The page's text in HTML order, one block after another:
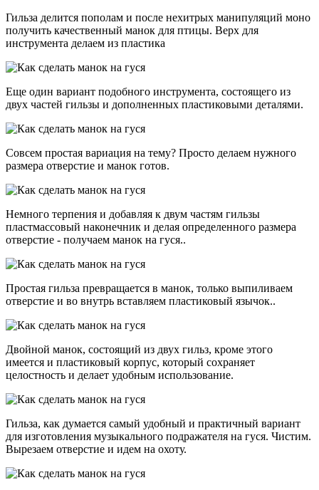
Гильза делится пополам и после нехитрых манипуляций моно
получить качественный манок для птицы. Верх для
инструмента делаем из пластика
Еще один вариант подобного инструмента, состоящего из
двух частей гильзы и дополненных пластиковыми деталями.
Совсем простая вариация на тему? Просто делаем нужного
размера отверстие и манок готов.
Немного терпения и добавляя к двум частям гильзы
пластмассовый наконечник и делая определенного размера
отверстие - получаем манок на гуся..
Простая гильза превращается в манок, только выпиливаем
отверстие и во внутрь вставляем пластиковый язычок..
Двойной манок, состоящий из двух гильз, кроме этого
имеется и пластиковый корпус, который сохраняет
целостность и делает удобным использование.
Гильза, как думается самый удобный и практичный вариант
для изготовления музыкального подражателя на гуся. Чистим.
Вырезаем отверстие и идем на охоту.